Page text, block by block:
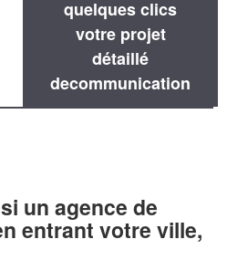
quelques clics
votre projet
détaillé
decommunication
un agence de
entrant votre ville,